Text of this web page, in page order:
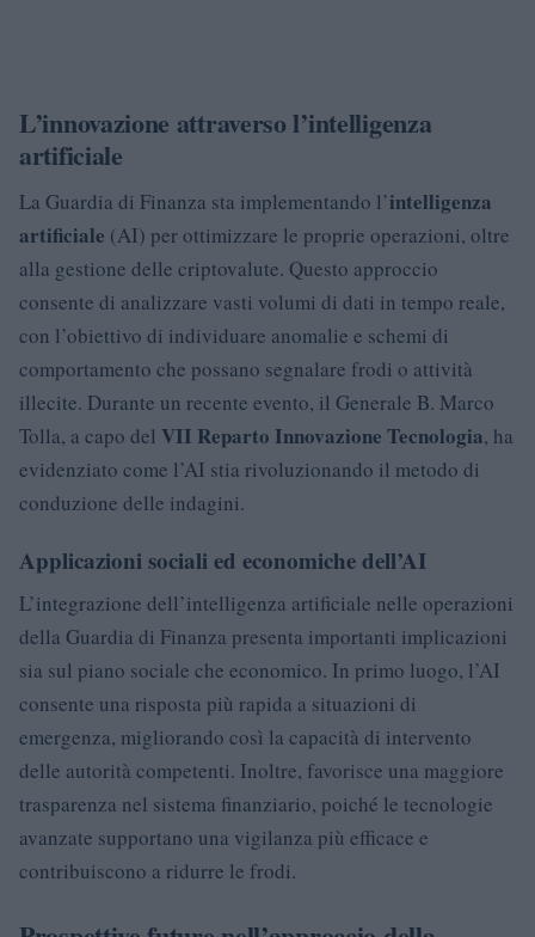
L’innovazione attraverso l’intelligenza
artificiale
La Guardia di Finanza sta implementando l’intelligenza
artificiale (AI) per ottimizzare le proprie operazioni, oltre
alla gestione delle criptovalute. Questo approccio
consente di analizzare vasti volumi di dati in tempo reale,
con l’obiettivo di individuare anomalie e schemi di
comportamento che possano segnalare frodi o attività
illecite. Durante un recente evento, il Generale B. Marco
Tolla, a capo del VII Reparto Innovazione Tecnologia, ha
evidenziato come l’AI stia rivoluzionando il metodo di
conduzione delle indagini.
Applicazioni sociali ed economiche dell’AI
L’integrazione dell’intelligenza artificiale nelle operazioni
della Guardia di Finanza presenta importanti implicazioni
sia sul piano sociale che economico. In primo luogo, l’AI
consente una risposta più rapida a situazioni di
emergenza, migliorando così la capacità di intervento
delle autorità competenti. Inoltre, favorisce una maggiore
trasparenza nel sistema finanziario, poiché le tecnologie
avanzate supportano una vigilanza più efficace e
contribuiscono a ridurre le frodi.